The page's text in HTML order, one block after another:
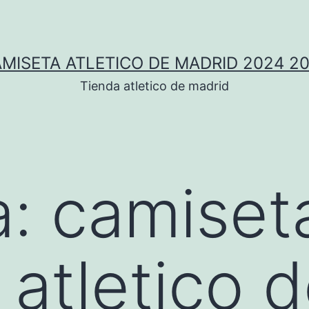
ATLETICO DE MADRID 2024
Tienda atletico de madrid